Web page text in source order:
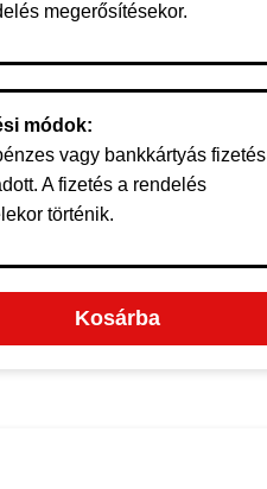
megerősítésekor.
módok:
vagy bankkártyás fizetés
A fizetés a rendelés
történik.
Kosárba